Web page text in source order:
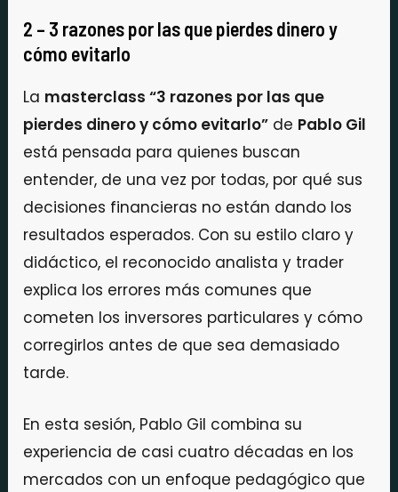
2 – 3 razones por las que pierdes dinero y
cómo evitarlo
La masterclass “3 razones por las que
pierdes dinero y cómo evitarlo” de Pablo Gil
está pensada para quienes buscan
entender, de una vez por todas, por qué sus
decisiones financieras no están dando los
resultados esperados. Con su estilo claro y
didáctico, el reconocido analista y trader
explica los errores más comunes que
cometen los inversores particulares y cómo
corregirlos antes de que sea demasiado
tarde.
En esta sesión, Pablo Gil combina su
experiencia de casi cuatro décadas en los
mercados con un enfoque pedagógico que